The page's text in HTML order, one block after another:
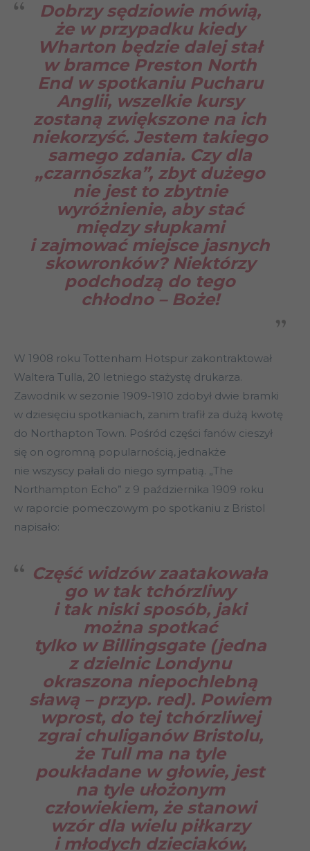
Dobrzy sędziowie mówią,
że w przypadku kiedy
Wharton będzie dalej stał
w bramce Preston North
End w spotkaniu Pucharu
Anglii, wszelkie kursy
zostaną zwiększone na ich
niekorzyść. Jestem takiego
samego zdania. Czy dla
„czarnószka”, zbyt dużego
nie jest to zbytnie
wyróżnienie, aby stać
między słupkami
i zajmować miejsce jasnych
skowronków? Niektórzy
podchodzą do tego
chłodno – Boże!
W 1908 roku Tottenham Hotspur zakontraktował
Waltera Tulla, 20 letniego stażystę drukarza.
Zawodnik w sezonie 1909-1910 zdobył dwie bramki
w dziesięciu spotkaniach, zanim trafił za dużą kwotę
do Northapton Town. Pośród części fanów cieszył
się on ogromną popularnością, jednakże
nie wszyscy pałali do niego sympatią. „The
Northampton Echo” z 9 października 1909 roku
w raporcie pomeczowym po spotkaniu z Bristol
napisało:
Część widzów zaatakowała
go w tak tchórzliwy
i tak niski sposób, jaki
można spotkać
tylko w Billingsgate (jedna
z dzielnic Londynu
okraszona niepochlebną
sławą – przyp. red). Powiem
wprost, do tej tchórzliwej
zgrai chuliganów Bristolu,
że Tull ma na tyle
poukładane w głowie, jest
na tyle ułożonym
człowiekiem, że stanowi
wzór dla wielu piłkarzy
i młodych dzieciaków,